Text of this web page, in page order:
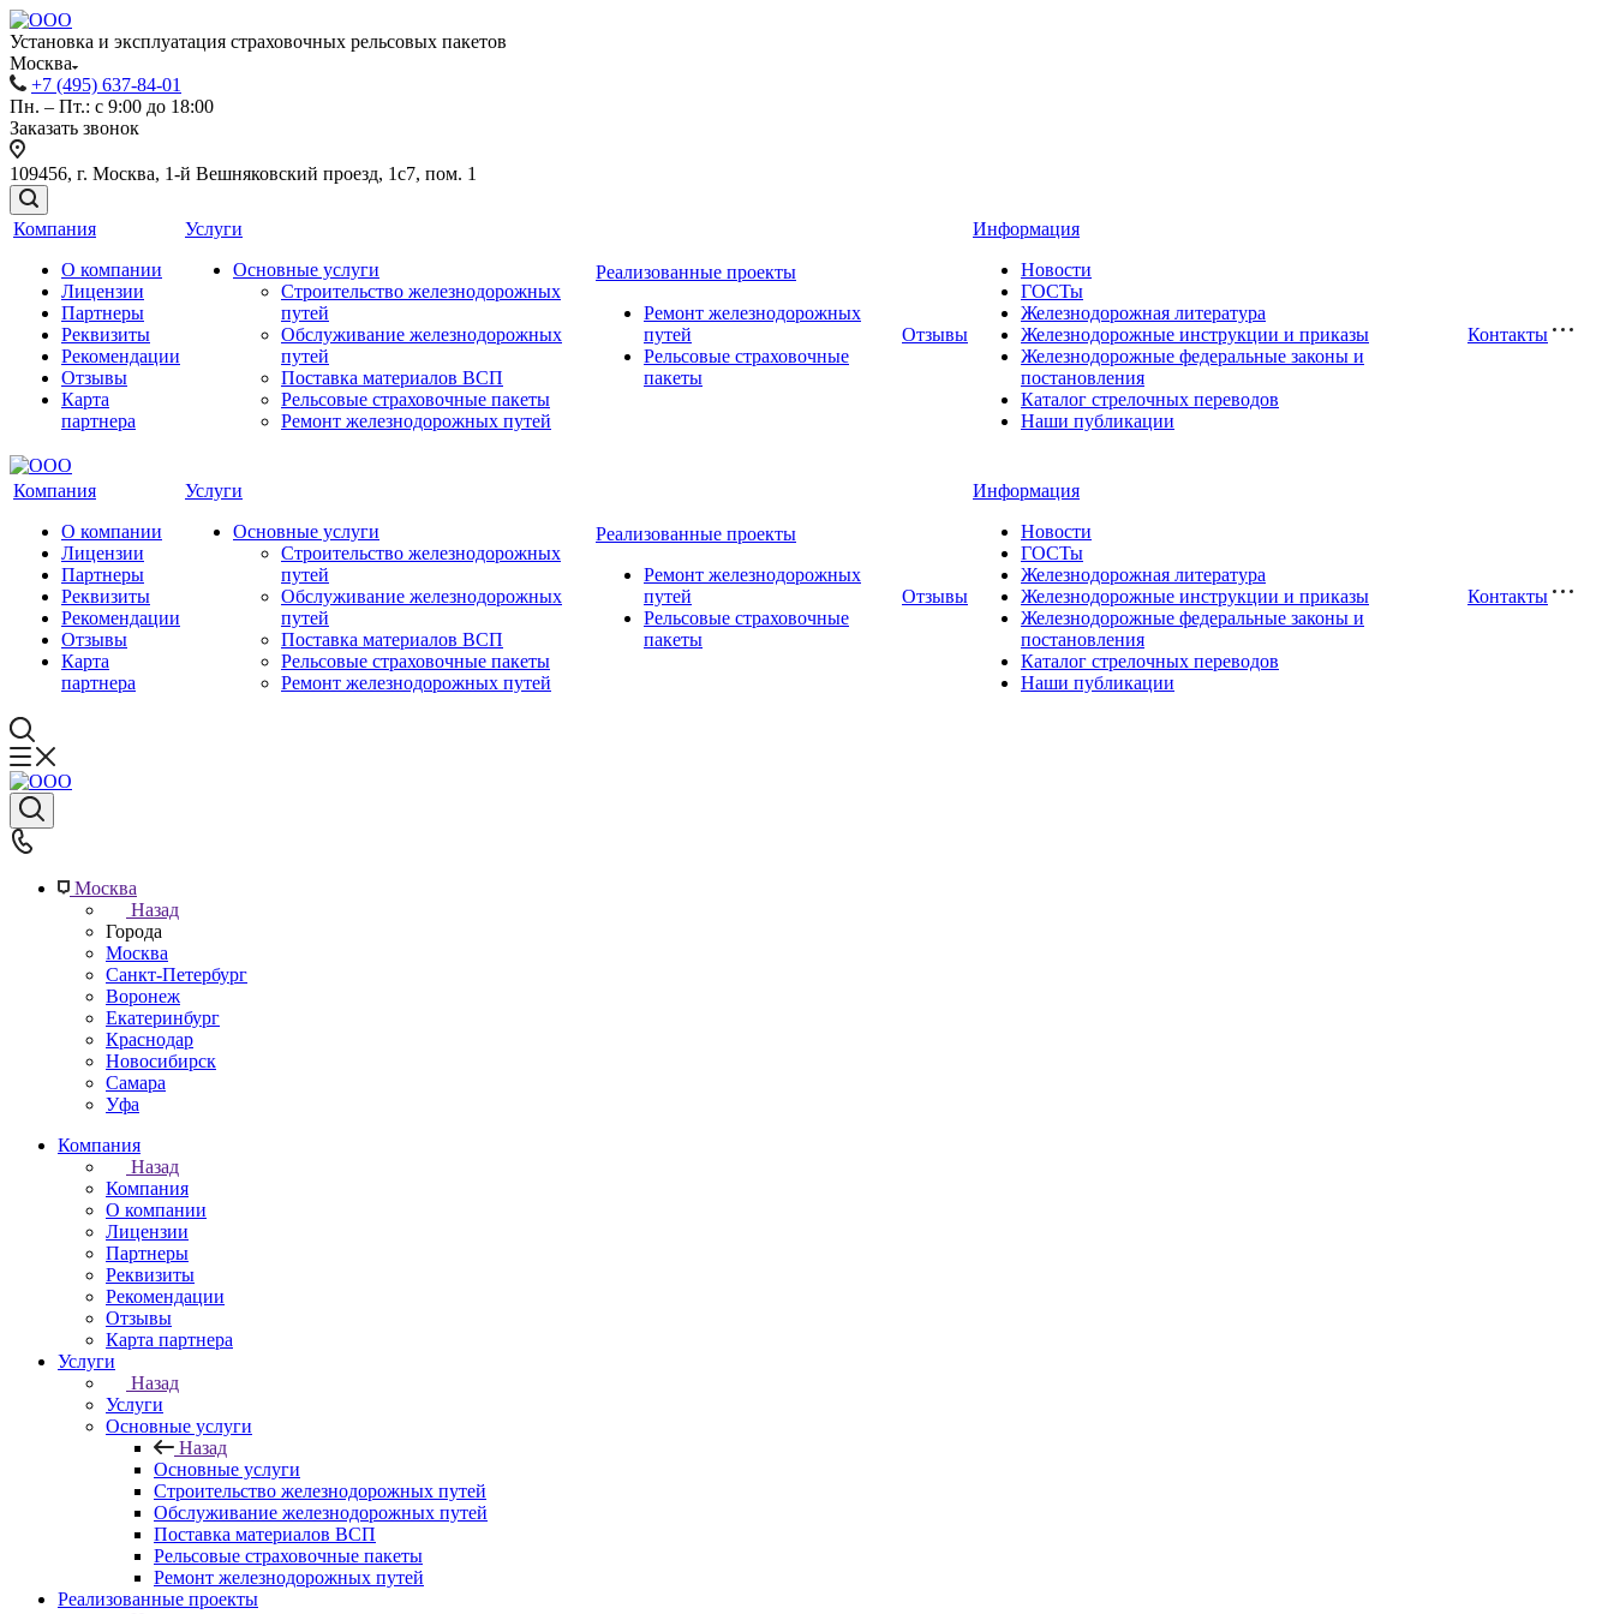
Установка и эксплуатация страховочных рельсовых пакетов
Москва
+7 (495) 637-84-01
Пн. – Пт.: с 9:00 до 18:00
Заказать звонок
109456, г. Москва, 1-й Вешняковский проезд, 1с7, пом. 1
Компания
О компании
Лицензии
Партнеры
Реквизиты
Рекомендации
Отзывы
Карта
партнера
Услуги
Основные услуги
Строительство железнодорожных
путей
Обслуживание железнодорожных
путей
Поставка материалов ВСП
Рельсовые страховочные пакеты
Ремонт железнодорожных путей
Реализованные проекты
Ремонт железнодорожных
путей
Рельсовые страховочные
пакеты
Отзывы
Информация
Новости
ГОСТы
Железнодорожная литература
Железнодорожные инструкции и приказы
Железнодорожные федеральные законы и
постановления
Каталог стрелочных переводов
Наши публикации
Контакты
Компания
О компании
Лицензии
Партнеры
Реквизиты
Рекомендации
Отзывы
Карта
партнера
Услуги
Основные услуги
Строительство железнодорожных
путей
Обслуживание железнодорожных
путей
Поставка материалов ВСП
Рельсовые страховочные пакеты
Ремонт железнодорожных путей
Реализованные проекты
Ремонт железнодорожных
путей
Рельсовые страховочные
пакеты
Отзывы
Информация
Новости
ГОСТы
Железнодорожная литература
Железнодорожные инструкции и приказы
Железнодорожные федеральные законы и
постановления
Каталог стрелочных переводов
Наши публикации
Контакты
Москва
Назад
Города
Москва
Санкт-Петербург
Воронеж
Екатеринбург
Краснодар
Новосибирск
Самара
Уфа
Компания
Назад
Компания
О компании
Лицензии
Партнеры
Реквизиты
Рекомендации
Отзывы
Карта партнера
Услуги
Назад
Услуги
Основные услуги
Назад
Основные услуги
Строительство железнодорожных путей
Обслуживание железнодорожных путей
Поставка материалов ВСП
Рельсовые страховочные пакеты
Ремонт железнодорожных путей
Реализованные проекты